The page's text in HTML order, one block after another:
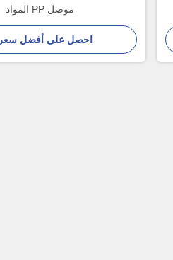
موصل PP المواد
احصل على أفضل سعر